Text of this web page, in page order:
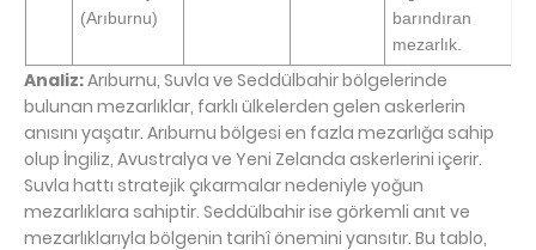
(Arıburnu)
barındıran
mezarlık.
Analiz:Arıburnu, Suvla ve Seddülbahir bölgelerinde
bulunan mezarlıklar, farklı ülkelerden gelen askerlerin
anısını yaşatır. Arıburnu bölgesi en fazla mezarlığa sahip
olup İngiliz, Avustralya ve Yeni Zelanda askerlerini içerir.
Suvla hattı stratejik çıkarmalar nedeniyle yoğun
mezarlıklara sahiptir. Seddülbahir ise görkemli anıt ve
mezarlıklarıyla bölgenin tarihî önemini yansıtır. Bu tablo,